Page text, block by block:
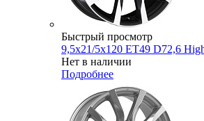
Быстрый просмотр
9,5x21/5x120 ET49 D72,6
Нет в наличии
Подробнее